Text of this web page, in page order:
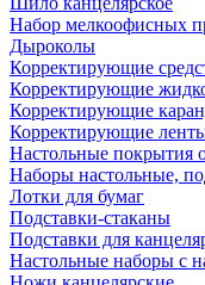
Набор мелкоофисных
Дыроколы
Корректирующие
Корректирующие
Корректирующие
Корректирующие
Настольные покрытия
Наборы настольные,
Лотки для бумаг
Подставки-стаканы
Подставки для
Настольные наборы с